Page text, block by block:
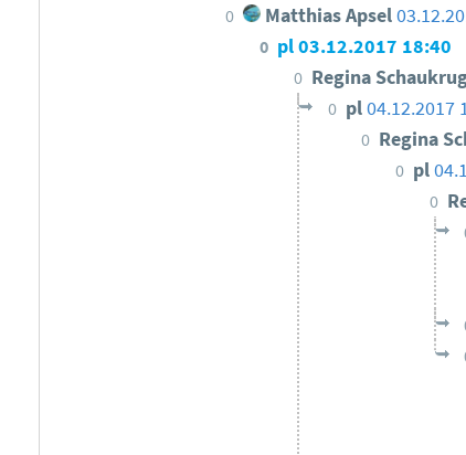
0 Matthias Apsel
0 pl03.12.2017 18:40
0 Regina
0 pl04.12.2017
0 Regina
0 pl
0